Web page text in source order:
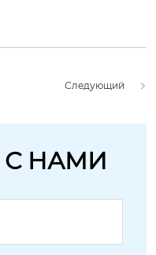
Следующий
С НАМИ